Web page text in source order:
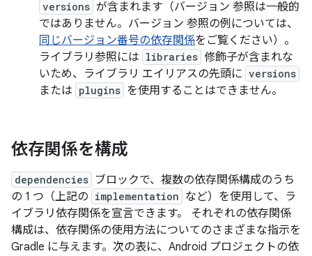
versions が含まれます（バージョン 参照は一般的
ではありません。バージョン 参照の例については、
同じバージョン番号の依存関係をご覧ください）。
ライブラリ参照には libraries 修飾子が含まれな
いため、ライブラリ エイリアスの先頭に versions
または plugins を使用することはできません。
依存関係を構成
dependencies ブロックで、複数の依存関係構成のうち
の 1 つ（上記の implementation など）を使用して、ラ
イブラリ依存関係を宣言できます。 それぞれの依存関係
構成は、依存関係の使用方法についてのさまざまな指示を
Gradle に与えます。次の表に、Android プロジェクトの依